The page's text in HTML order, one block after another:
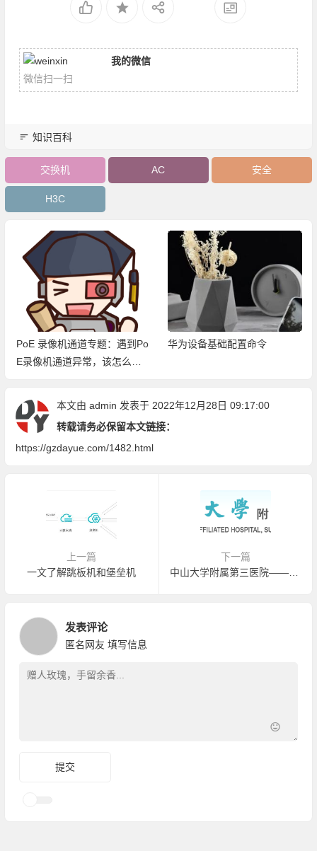
我的微信
微信扫一扫
知识百科
交换机 AC 安全
H3C
PoE 录像机通道专题：遇到Po
E录像机通道异常，该怎么处
华为设备基础配置命令
本文由 admin 发表于 2022年12月28日 09:17:00
转载请务必保留本文链接：
https://gzdayue.com/1482.html
上一篇
一文了解跳板机和堡垒机
下一篇
中山大学附属第三医院——等级保护建设
发表评论
匿名网友 填写信息